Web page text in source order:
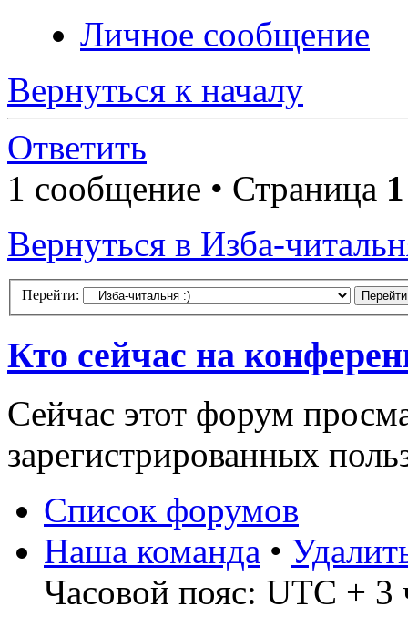
Личное сообщение
Вернуться к началу
Ответить
1 сообщение • Страница 1
Вернуться в Изба-
Перейти:
Кто сейчас на
Сейчас этот форум
зарегистрированных
Список форумов
Наша команда •
Часовой пояс: UTC + 3